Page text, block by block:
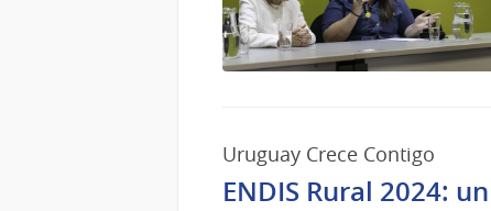
Uruguay Crece Contigo
ENDIS Rural 2024: